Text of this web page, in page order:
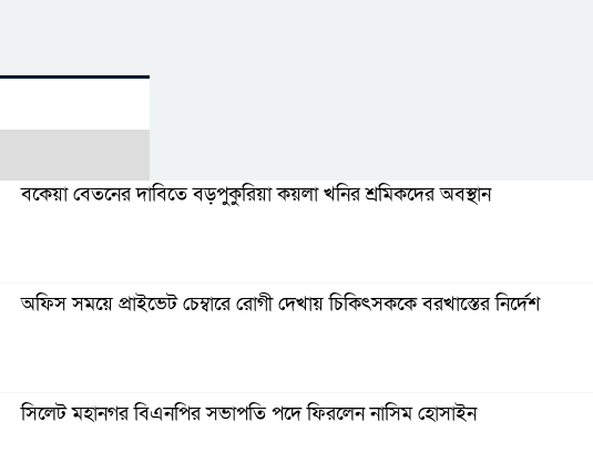
বকেয়া বেতনের দাবিতে বড়পুকুরিয়া কয়লা খনির শ্রমিকদের অবস্থান
অফিস সময়ে প্রাইভেট চেম্বারে রোগী দেখায় চিকিৎসককে বরখাস্তের নির্দেশ
সিলেট মহানগর বিএনপির সভাপতি পদে ফিরলেন নাসিম হোসাইন